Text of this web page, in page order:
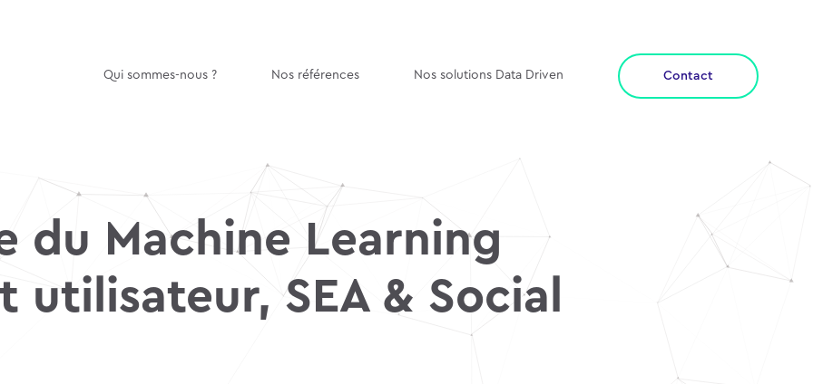
Qui sommes-nous ? Nos références Nos solutions Data Driven Contact
du Machine Learning
utilisateur, SEA & Social